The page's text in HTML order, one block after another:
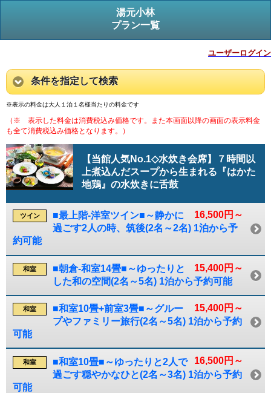
湯元小林
プラン一覧
ユーザーログイン
条件を指定して検索
※表示の料金は大人１泊１名様当たりの料金です
（※ 表示した料金は消費税込み価格です。また本画面以降の画面の表示料金
も全て消費税込み価格となります。）
【当館人気No.1◇水炊き会席】７時間以
上煮込んだスープから生まれる『はかた
地鶏』の水炊きに舌鼓
16,500円～
ツイン
■最上階-洋室ツイン■～静かに
過ごす2人の時、筑後(2名～2名) 1泊から予
約可能
15,400円～
和室
■朝倉-和室14畳■～ゆったりと
した和の空間(2名～5名) 1泊から予約可能
15,400円～
和室
■和室10畳+前室3畳■～グルー
プやファミリー旅行(2名～5名) 1泊から予約
可能
16,500円～
和室
■和室10畳■～ゆったりと2人で
過ごす穏やかなひと(2名～3名) 1泊から予約
可能